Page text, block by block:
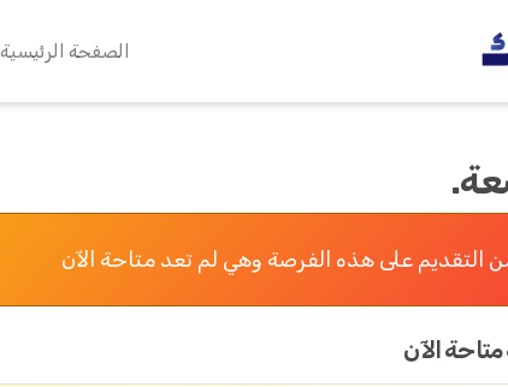
الصفحة الرئيسية
من التقديم على هذه الفرصة وهي لم تعد متاحة الآن
الآن